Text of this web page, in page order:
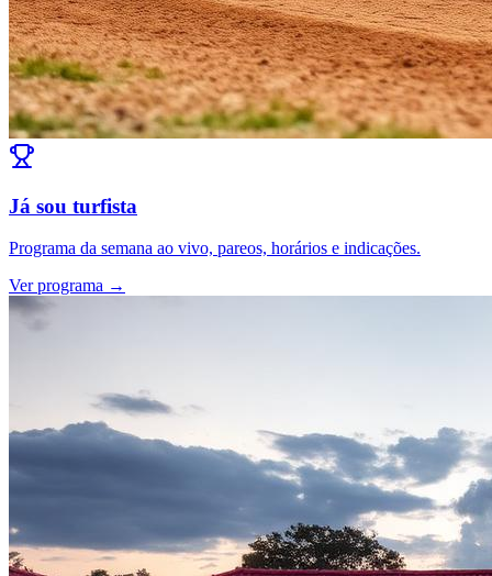
Já sou turfista
Programa da semana ao vivo, pareos, horários e indicações.
Ver programa →